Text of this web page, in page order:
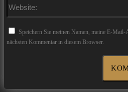
Speichern Sie meinen Namen, meine E-
nächsten Kommentar in diesem Browser.